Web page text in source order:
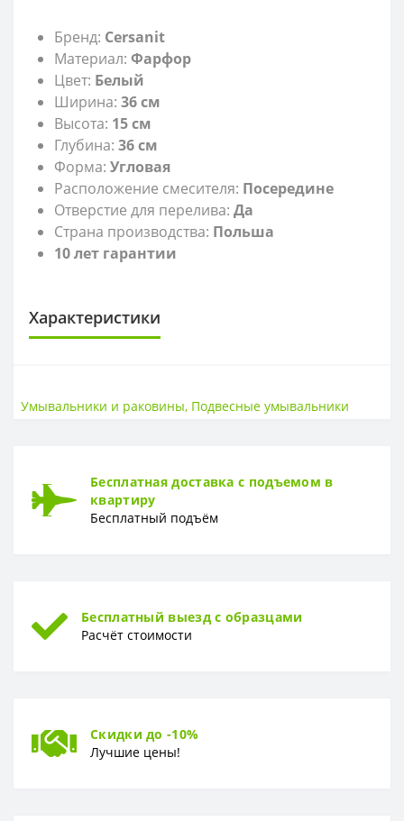
Бренд: Cersanit
Материал: Фарфор
Цвет: Белый
Ширина: 36 см
Высота: 15 см
Глубина: 36 см
Форма: Угловая
Расположение смесителя: Посередине
Отверстие для перелива: Да
Страна производства: Польша
10 лет гарантии
Характеристики
Высота
Умывальники и раковины, Подвесные умывальники
Бесплатная доставка с подъемом в
квартиру
Бесплатный подъём
Бесплатный выезд с образцами
Расчёт стоимости
Скидки до -10%
Лучшие цены!